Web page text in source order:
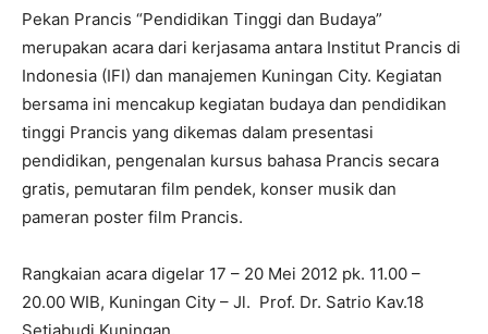
Pekan Prancis “Pendidikan Tinggi dan Budaya”
merupakan acara dari kerjasama antara Institut Prancis di
Indonesia (IFI) dan manajemen Kuningan City. Kegiatan
bersama ini mencakup kegiatan budaya dan pendidikan
tinggi Prancis yang dikemas dalam presentasi
pendidikan, pengenalan kursus bahasa Prancis secara
gratis, pemutaran film pendek, konser musik dan
pameran poster film Prancis.
Rangkaian acara digelar 17 – 20 Mei 2012 pk. 11.00 –
20.00 WIB, Kuningan City – Jl. Prof. Dr. Satrio Kav.18
Setiabudi Kuningan.